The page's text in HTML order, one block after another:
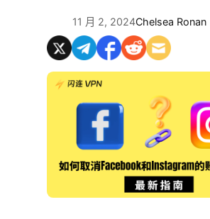
11 月 2, 2024Chelsea Ronan